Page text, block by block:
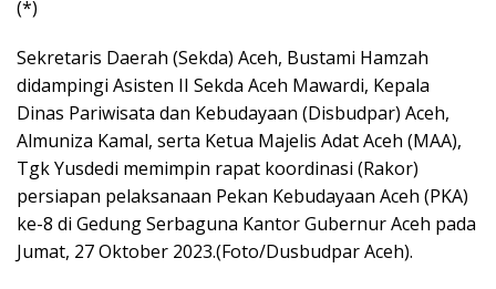
(*)
Sekretaris Daerah (Sekda) Aceh, Bustami Hamzah
didampingi Asisten II Sekda Aceh Mawardi, Kepala
Dinas Pariwisata dan Kebudayaan (Disbudpar) Aceh,
Almuniza Kamal, serta Ketua Majelis Adat Aceh (MAA),
Tgk Yusdedi memimpin rapat koordinasi (Rakor)
persiapan pelaksanaan Pekan Kebudayaan Aceh (PKA)
ke-8 di Gedung Serbaguna Kantor Gubernur Aceh pada
Jumat, 27 Oktober 2023.(Foto/Dusbudpar Aceh).